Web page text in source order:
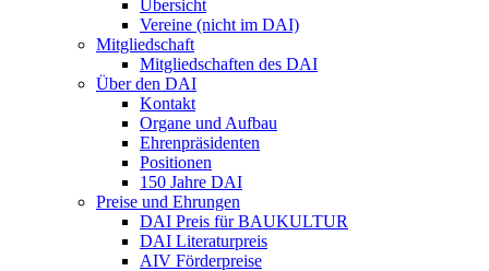
Übersicht
Vereine (nicht im DAI)
Mitgliedschaft
Mitgliedschaften des DAI
Über den DAI
Kontakt
Organe und Aufbau
Ehrenpräsidenten
Positionen
150 Jahre DAI
Preise und Ehrungen
DAI Preis für BAUKULTUR
DAI Literaturpreis
AIV Förderpreise